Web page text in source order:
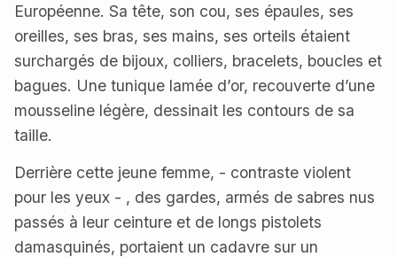
Européenne. Sa tête, son cou, ses épaules, ses
oreilles, ses bras, ses mains, ses orteils étaient
surchargés de bijoux, colliers, bracelets, boucles et
bagues. Une tunique lamée d’or, recouverte d’une
mousseline légère, dessinait les contours de sa
taille.
Derrière cette jeune femme, - contraste violent
pour les yeux - , des gardes, armés de sabres nus
passés à leur ceinture et de longs pistolets
damasquinés, portaient un cadavre sur un